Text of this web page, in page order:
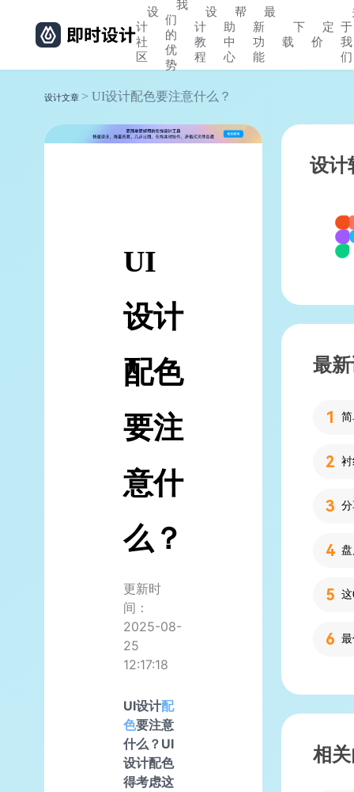
设
计
社
区
我
们
的
优
势
设
计
教
程
帮
助
中
心
最
新
功
能
下
载
定
价
于
我
们
设计文章 > UI设计配色要注意什么？
UI
设计
配色
要注
意什
么？
更新时
间：
2025-08-
25
12:17:18
UI设计配
色要注意
什么？UI
设计配色
得考虑这
设计
最
相